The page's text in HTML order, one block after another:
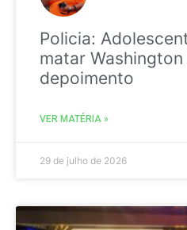
Policia:
matar
depoimento
VER MATÉRIA »
29 de julho de 2026